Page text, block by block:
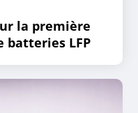
la première
batteries LFP